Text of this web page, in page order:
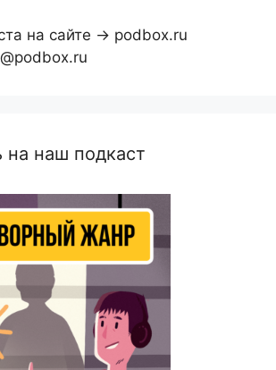
на сайте → podbox.ru
наш подкаст